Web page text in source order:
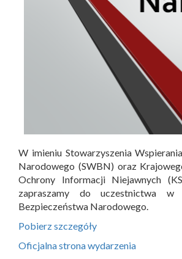
W imieniu Stowarzyszenia
Narodowego (SWBN) oraz
Ochrony Informacji Niejawnych
zapraszamy do uczestnictwa w
Bezpieczeństwa Narodowego.
Pobierz szczegóły
Oficjalna strona wydarzenia